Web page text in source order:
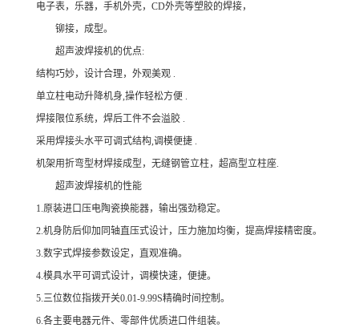
电子表，乐器，手机外壳，CD外壳等塑胶的焊接，
铆接，成型。
超声波焊接机的优点:
结构巧妙，设计合理，外观美观 .
单立柱电动升降机身,操作轻松方便 .
焊接限位系统，焊后工件不会溢胶 .
采用焊接头水平可调式结构,调模便捷 .
机架用折弯型材焊接成型，无缝钢管立柱，超高型立柱座.
超声波焊接机的性能
1.原装进口压电陶瓷换能器，输出强劲稳定。
2.机身防后仰加同轴直压式设计，压力施加均衡，提高焊接精密度。
3.数字式焊接参数设定，直观准确。
4.模具水平可调式设计，调模快速，便捷。
5.三位数位指拨开关0.01-9.99S精确时间控制。
6.各主要电器元件、零部件优质进口件组装。